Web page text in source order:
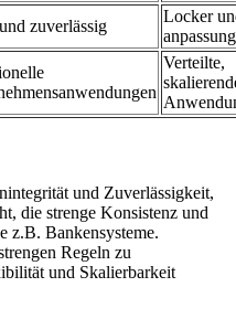
zuverlässig
Locker
Verteilte,
und Zuverlässigkeit,
die strenge Konsistenz und
z.B. Bankensysteme.
Regeln zu
und Skalierbarkeit